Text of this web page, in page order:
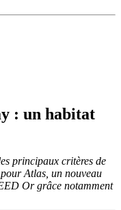
: un habitat
principaux critères de
Atlas, un nouveau
Or grâce notamment